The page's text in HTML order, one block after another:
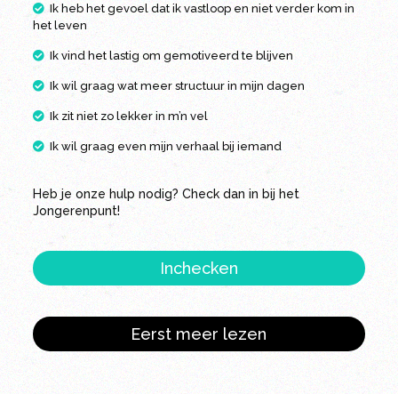
Ik heb het gevoel dat ik vastloop en niet verder kom in
het leven
Ik vind het lastig om gemotiveerd te blijven
Ik wil graag wat meer structuur in mijn dagen
Ik zit niet zo lekker in m’n vel
Ik wil graag even mijn verhaal bij iemand
Heb je onze hulp nodig? Check dan in bij het
Jongerenpunt!
Inchecken
Eerst meer lezen